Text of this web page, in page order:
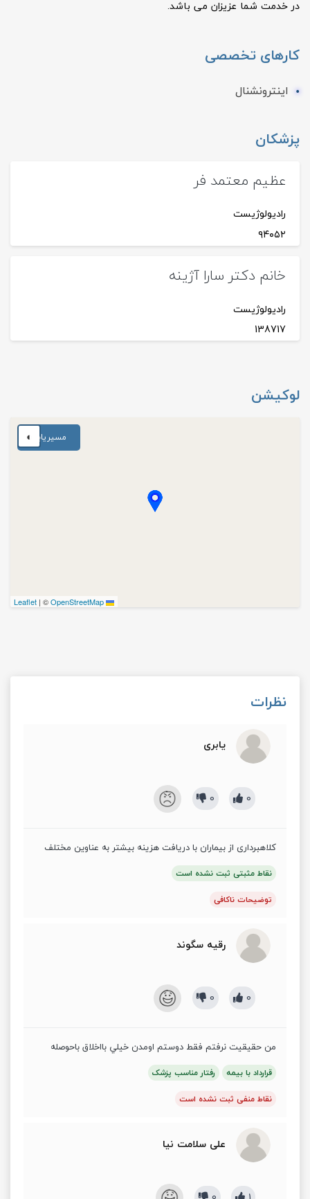
در خدمت شما عزیزان می باشد.
کارهای تخصصی
اینترونشنال
پزشکان
عظیم معتمد فر
رادیولوژیست
۹۴۰۵۲
خانم دکتر سارا آژینه
رادیولوژیست
138717
لوکیشن
مسیریابی ◐
| ©OpenStreetMap
نظرات
یابری
0
0
کلاهبرداری از بیماران با دریافت هزینه بیشتر به عناوین مختلف
نقاط مثبتی ثبت نشده است
توضیحات ناکافی
رقیه سگوند
0
0
من حقيقيت نرفتم فقط دوستم اومدن خيلي بااخلاق باحوصله
قرارداد با بیمه رفتار مناسب پزشک
نقاط منفی ثبت نشده است
علی سلامت نیا